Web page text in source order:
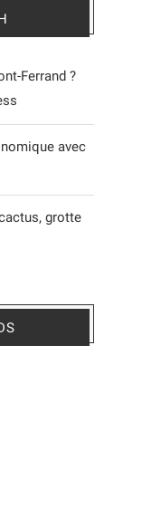
Ferrand ?
avec
grotte